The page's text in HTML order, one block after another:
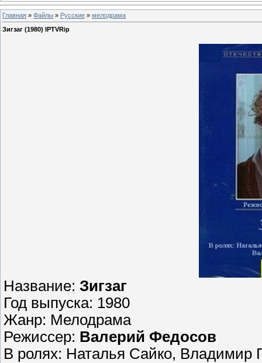
Главная » Файлы » Русские » мелодрама
Зигзаг (1980) IPTVRip
Название: Зигзаг
Год выпуска: 1980
Жанр: Мелодрама
Режиссер: Валерий Федосов
В ролях: Наталья Сайко, Владимир